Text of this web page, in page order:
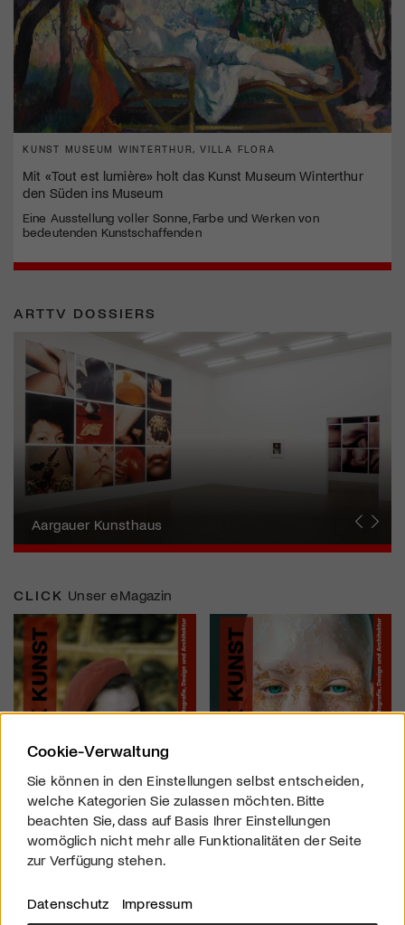
KUNST MUSEUM WINTERTHUR, VILLA FLORA
Mit «Tout est lumière» holt das Kunst Museum Winterthur
den Süden ins Museum
Eine Ausstellung voller Sonne, Farbe und Werken von
bedeutenden Kunstschaffenden
ARTTV DOSSIERS
Künstlerin
Aargauer Kunsthaus
Gewerbemuseum Winterthur
Liste Art Fair Basel
Bündner Kunstmuseum
Künstler:innen Portraits
Junge Schweizer Kunst
Vögele Kultur Zentrum
Nidwaldner Museum
Haus für Kunst Uri
CLICK Unser eMagazin
Cookie-Verwaltung
Sie können in den Einstellungen selbst entscheiden,
welche Kategorien Sie zulassen möchten. Bitte
beachten Sie, dass auf Basis Ihrer Einstellungen
womöglich nicht mehr alle Funktionalitäten der Seite
zur Verfügung stehen.
Datenschutz Impressum